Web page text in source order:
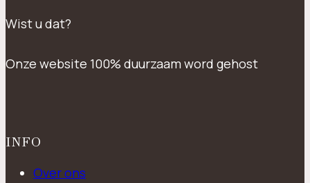
Wist u dat?
Onze website 100% duurzaam word gehost
INFO
Over ons